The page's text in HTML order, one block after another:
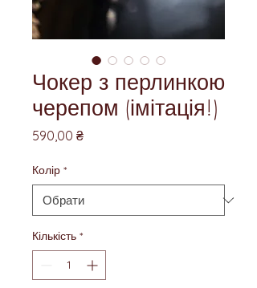
Чокер з перлинкою
черепом (імітація!)
590,00 ₴Ціна
Колір *
Кількість *